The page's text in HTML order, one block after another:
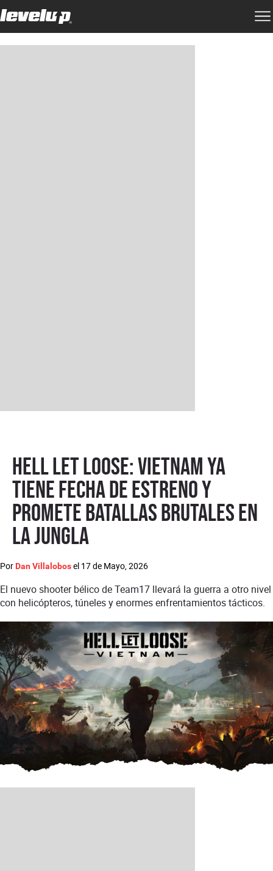
Hell Let Loose: Vietnam ya
tiene fecha de estreno y
promete batallas brutales en
la jungla
Por Dan Villalobosel 17 de Mayo, 2026
El nuevo shooter bélico de Team17 llevará la guerra a otro nivel
con helicópteros, túneles y enormes enfrentamientos tácticos.